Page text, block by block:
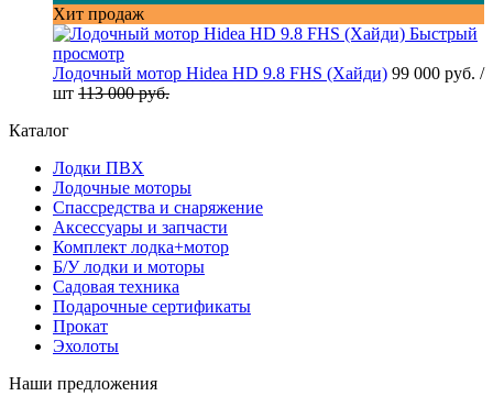
Хит продаж
Быстрый
просмотр
Лодочный мотор Hidea HD 9.8 FHS (Хайди) 99 000 руб. /
шт 113 000 руб.
Каталог
Лодки ПВХ
Лодочные моторы
Спассредства и снаряжение
Аксессуары и запчасти
Комплект лодка+мотор
Б/У лодки и моторы
Садовая техника
Подарочные сертификаты
Прокат
Эхолоты
Наши предложения